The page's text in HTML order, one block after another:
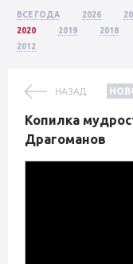
ВСЕ ГОДА 2026
2020
2019 2018
2012
НАЗАД
Копилка
Драгоманов